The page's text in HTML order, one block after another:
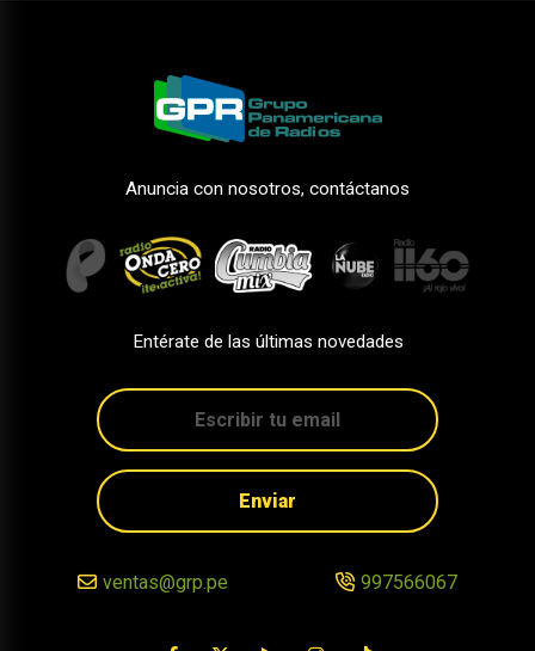
Anuncia con nosotros, contáctanos
Entérate de las últimas novedades
Enviar
ventas@grp.pe 997566067